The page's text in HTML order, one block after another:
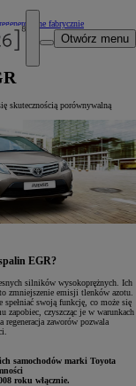
Otwórz menu
fabrycznie
skutecznością porównywalną
EGR?
silników wysokoprężnych. Ich
zmniejszenie emisji tlenków azotu.
spełniać swoją funkcję, co może się
czyszcząc je w warunkach
zaworów pozwala
samochodów marki Toyota
roku włącznie.